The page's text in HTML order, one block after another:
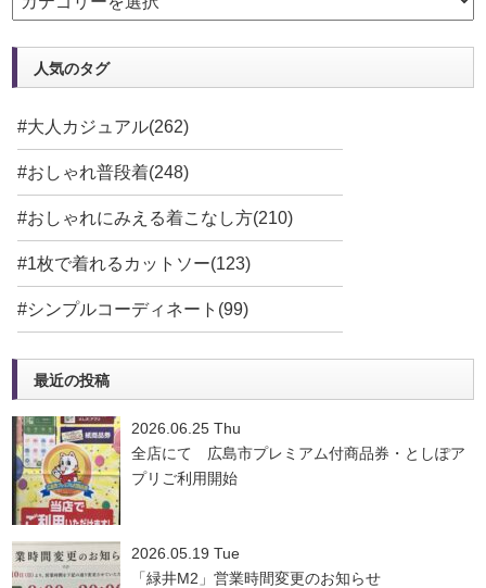
人気のタグ
#大人カジュアル(262)
#おしゃれ普段着(248)
#おしゃれにみえる着こなし方(210)
#1枚で着れるカットソー(123)
#シンプルコーディネート(99)
最近の投稿
2026.06.25 Thu
全店にて 広島市プレミアム付商品券・としぽア
プリご利用開始
2026.05.19 Tue
「緑井M2」営業時間変更のお知らせ